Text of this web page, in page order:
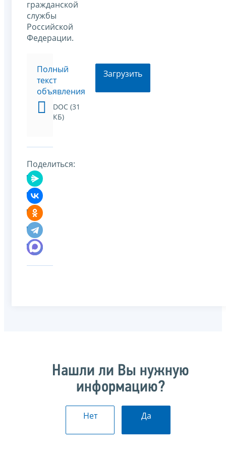
гражданской
службы
Российской
Федерации.
Полный
текст
объявления
DOC (31
КБ)
Загрузить
Поделиться:
Нашли ли Вы нужную
информацию?
Нет Да